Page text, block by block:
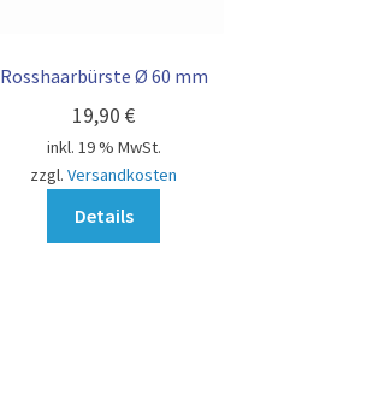
Rosshaarbürste Ø 60 mm
19,90 €
inkl. 19 % MwSt.
zzgl. Versandkosten
Details